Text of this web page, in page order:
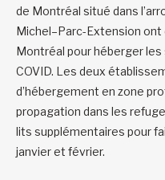
de Montréal situé dans
Michel–Parc-Extension ont
Montréal pour héberger
COVID. Les deux
d’hébergement en zone
propagation dans les
lits supplémentaires pour
janvier et février.